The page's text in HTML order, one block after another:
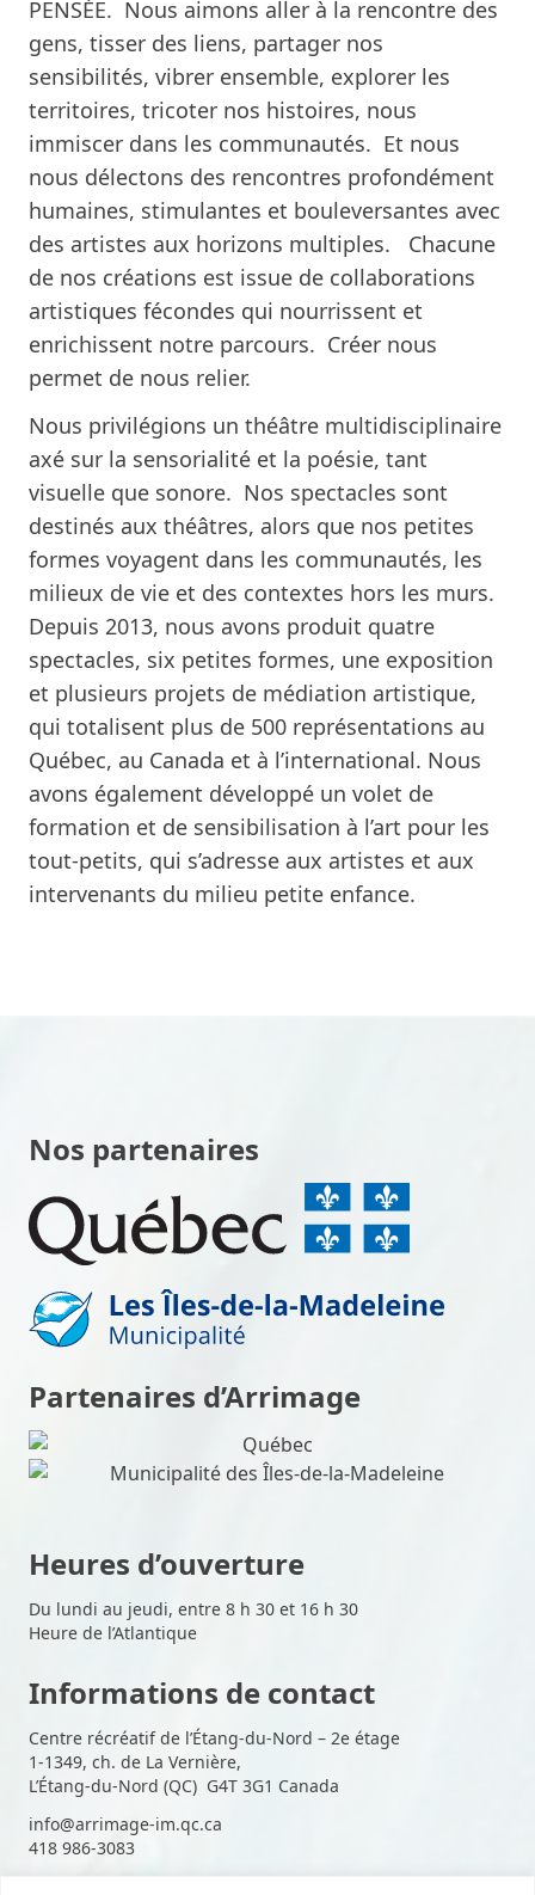
PENSÉE. Nous aimons aller à la rencontre des
gens, tisser des liens, partager nos
sensibilités, vibrer ensemble, explorer les
territoires, tricoter nos histoires, nous
immiscer dans les communautés. Et nous
nous délectons des rencontres profondément
humaines, stimulantes et bouleversantes avec
des artistes aux horizons multiples. Chacune
de nos créations est issue de collaborations
artistiques fécondes qui nourrissent et
enrichissent notre parcours. Créer nous
permet de nous relier.
Nous privilégions un théâtre multidisciplinaire
axé sur la sensorialité et la poésie, tant
visuelle que sonore. Nos spectacles sont
destinés aux théâtres, alors que nos petites
formes voyagent dans les communautés, les
milieux de vie et des contextes hors les murs.
Depuis 2013, nous avons produit quatre
spectacles, six petites formes, une exposition
et plusieurs projets de médiation artistique,
qui totalisent plus de 500 représentations au
Québec, au Canada et à l’international. Nous
avons également développé un volet de
formation et de sensibilisation à l’art pour les
tout-petits, qui s’adresse aux artistes et aux
intervenants du milieu petite enfance.
Nos partenaires
Partenaires d’Arrimage
Heures d’ouverture
Du lundi au jeudi, entre 8 h 30 et 16 h 30
Heure de l’Atlantique
Informations de contact
Centre récréatif de l’Étang-du-Nord – 2e étage
1-1349, ch. de La Vernière,
L’Étang-du-Nord (QC) G4T 3G1 Canada
info@arrimage-im.qc.ca
418 986-3083